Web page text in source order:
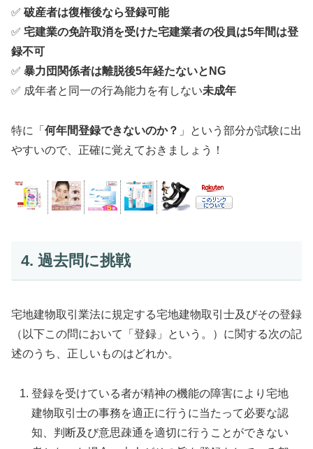
✅ 破産者は復権後なら登録可能
✅ 宅建業の免許取消を受けた宅建業者の役員は5年間は登
録不可
✅ 暴力団関係者は離脱後5年経たないとNG
✅ 成年者と同一の行為能力を有しない未成年
特に「 何年間登録できないのか？ 」という部分が試験に出
やすいので、正確に覚えておきましょう！
4. 過去問に挑戦
宅地建物取引業法に規定する宅地建物取引士及びその登録
（以下この問において「登録」という。）に関する次の記
述のうち、正しいものはどれか。
登録を受けている者が精神の機能の障害により宅地
建物取引士の事務を適正に行うに当たって必要な認
知、判断及び意思疎通を適切に行うことができない